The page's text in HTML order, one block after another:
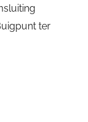
ter